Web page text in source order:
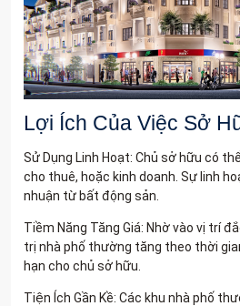
Lợi Ích Của Việc Sở
Sử Dụng Linh Hoạt: Chủ sở hữu có
cho thuê, hoặc kinh doanh. Sự linh
nhuận từ bất động sản.
Tiềm Năng Tăng Giá: Nhờ vào vị trí
trị nhà phố thường tăng theo thời
hạn cho chủ sở hữu.
Tiện Ích Gần Kề: Các khu nhà phố